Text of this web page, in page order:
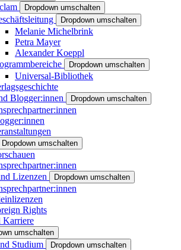
Dropdown umschalten
Dropdown umschalten
Melanie Michelbrink
Petra Mayer
Alexander Koeppl
Dropdown umschalten
Universal-Bibliothek
Blogger:innen
Dropdown umschalten
Dropdown umschalten
Lizenzen
Dropdown umschalten
Rights
Karriere
umschalten
Studium Dropdown umschalten